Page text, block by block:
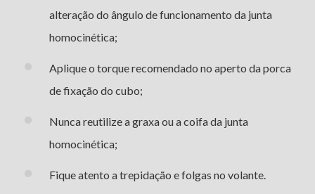
alteração do ângulo de funcionamento da junta
homocinética;
Aplique o torque recomendado no aperto da porca
de fixação do cubo;
Nunca reutilize a graxa ou a coifa da junta
homocinética;
Fique atento a trepidação e folgas no volante.